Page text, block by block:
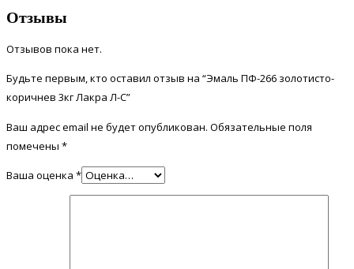
Отзывы
Отзывов пока нет.
Будьте первым, кто оставил отзыв на “Эмаль ПФ-266 золотисто-
коричнев 3кг Лакра Л-С”
Ваш адрес email не будет опубликован. Обязательные поля
помечены *
Ваша оценка *